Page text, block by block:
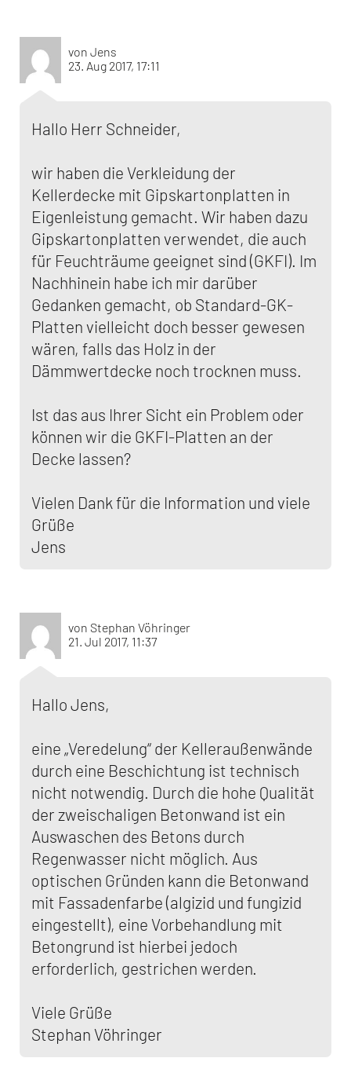
von Jens
23. Aug 2017, 17:11
Hallo Herr Schneider,
wir haben die Verkleidung der
Kellerdecke mit Gipskartonplatten in
Eigenleistung gemacht. Wir haben dazu
Gipskartonplatten verwendet, die auch
für Feuchträume geeignet sind (GKFI). Im
Nachhinein habe ich mir darüber
Gedanken gemacht, ob Standard-GK-
Platten vielleicht doch besser gewesen
wären, falls das Holz in der
Dämmwertdecke noch trocknen muss.
Ist das aus Ihrer Sicht ein Problem oder
können wir die GKFI-Platten an der
Decke lassen?
Vielen Dank für die Information und viele
Grüße
Jens
von Stephan Vöhringer
21. Jul 2017, 11:37
Hallo Jens,
eine „Veredelung“ der Kelleraußenwände
durch eine Beschichtung ist technisch
nicht notwendig. Durch die hohe Qualität
der zweischaligen Betonwand ist ein
Auswaschen des Betons durch
Regenwasser nicht möglich. Aus
optischen Gründen kann die Betonwand
mit Fassadenfarbe (algizid und fungizid
eingestellt), eine Vorbehandlung mit
Betongrund ist hierbei jedoch
erforderlich, gestrichen werden.
Viele Grüße
Stephan Vöhringer